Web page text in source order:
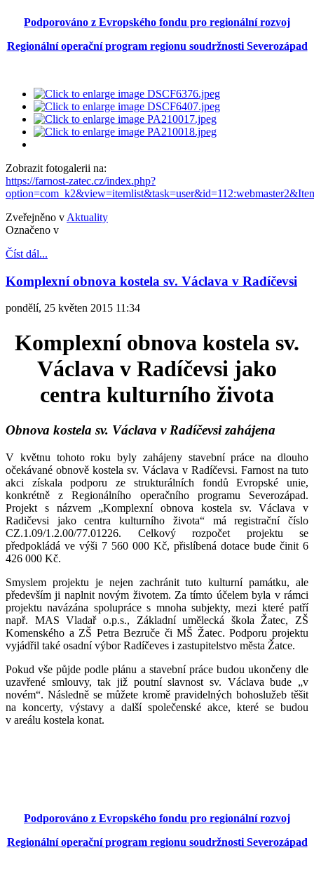
Podporováno z Evropského fondu pro regionální rozvoj
Regionální operační program regionu soudržnosti Severozápad
Zobrazit fotogalerii na:
https://farnost-zatec.cz/index.php?
Zveřejněno v Aktuality
Označeno v
Číst dál...
Komplexní obnova kostela sv. Václava v Radíčevsi
pondělí, 25 květen 2015 11:34
Komplexní obnova kostela sv.
Václava v Radíčevsi jako
centra kulturního života
Obnova kostela sv. Václava v Radíčevsi zahájena
V květnu tohoto roku byly zahájeny stavební práce na dlouho
očekávané obnově kostela sv. Václava v Radíčevsi. Farnost na tuto
akci získala podporu ze strukturálních fondů Evropské unie,
konkrétně z Regionálního operačního programu Severozápad.
Projekt s názvem „Komplexní obnova kostela sv. Václava v
Radičevsi jako centra kulturního života“ má registrační číslo
CZ.1.09/1.2.00/77.01226. Celkový rozpočet projektu se
předpokládá ve výši 7 560 000 Kč, přislíbená dotace bude činit 6
426 000 Kč.
Smyslem projektu je nejen zachránit tuto kulturní památku, ale
především ji naplnit novým životem. Za tímto účelem byla v rámci
projektu navázána spolupráce s mnoha subjekty, mezi které patří
např. MAS Vladař o.p.s., Základní umělecká škola Žatec, ZŠ
Komenského a ZŠ Petra Bezruče či MŠ Žatec. Podporu projektu
vyjádřil také osadní výbor Radíčeves i zastupitelstvo města Žatce.
Pokud vše půjde podle plánu a stavební práce budou ukončeny dle
uzavřené smlouvy, tak již poutní slavnost sv. Václava bude „v
novém“. Následně se můžete kromě pravidelných bohoslužeb těšit
na koncerty, výstavy a další společenské akce, které se budou
v areálu kostela konat.
Podporováno z Evropského fondu pro regionální rozvoj
Regionální operační program regionu soudržnosti Severozápad